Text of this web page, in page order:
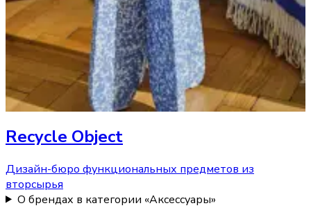
Recycle Object
Дизайн-бюро функциональных предметов из
вторсырья
О брендах в категории «Аксессуары»